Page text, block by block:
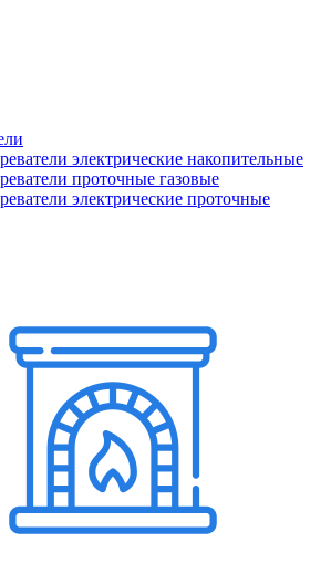
электрические накопительные
проточные газовые
электрические проточные